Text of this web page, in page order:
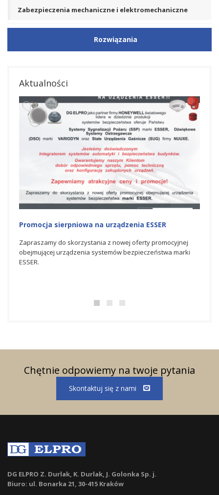
Zabezpieczenia mechaniczne i elektromechaniczne
Rozwiązania
Aktualności
Promocja sierpniowa na urządzenia ESSER
Zapraszamy do skorzystania z nowej oferty promocyjnej
obejmującej urządzenia systemów bezpieczeństwa marki
ESSER.
Chętnie odpowiemy na twoje pytania
Skontaktuj się z nami
DG ELPRO Z. Durlak, K. Durlak, J. Golonka Sp. j.
Biuro: ul. Bonarka 21, 30-415 Kraków